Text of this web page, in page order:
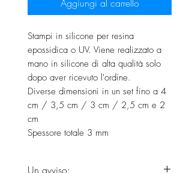
Aggiungi al carrello
Stampi in silicone per resina
epossidica o UV. Viene realizzato a
mano in silicone di alta qualità solo
dopo aver ricevuto l'ordine.
Diverse dimensioni in un set fino a 4
cm / 3,5 cm / 3 cm / 2,5 cm e 2
cm
Spessore totale 3 mm
Un avviso: